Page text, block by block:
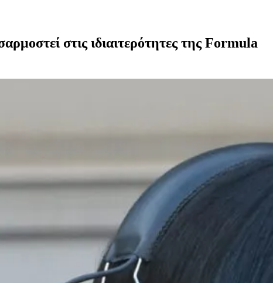
στις ιδιαιτερότητες της Formula